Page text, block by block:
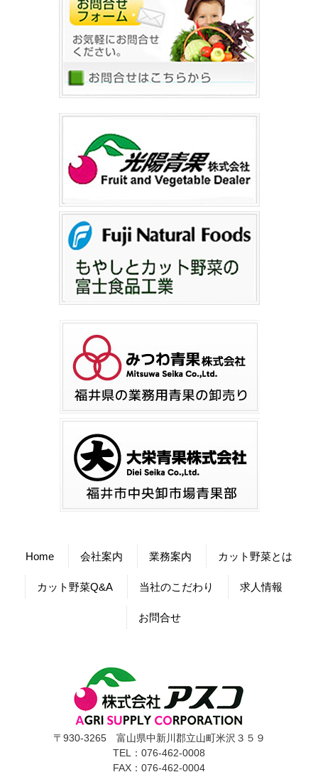
Home 会社案内 業務案内 カット野菜とは
カット野菜Q&A 当社のこだわり 求人情報
お問合せ
〒930-3265 富山県中新川郡立山町米沢３５９
TEL：076-462-0008
FAX：076-462-0004